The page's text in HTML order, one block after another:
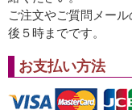
ご注文やご質問メー
後５時までです。
お支払い方法